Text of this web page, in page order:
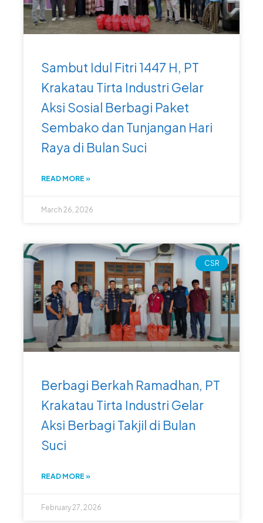
Sambut Idul Fitri 1447 H, PT
Krakatau Tirta Industri Gelar
Aksi Sosial Berbagi Paket
Sembako dan Tunjangan Hari
Raya di Bulan Suci
READ MORE »
March 26, 2026
CSR
Berbagi Berkah Ramadhan, PT
Krakatau Tirta Industri Gelar
Aksi Berbagi Takjil di Bulan
Suci
READ MORE »
February 27, 2026